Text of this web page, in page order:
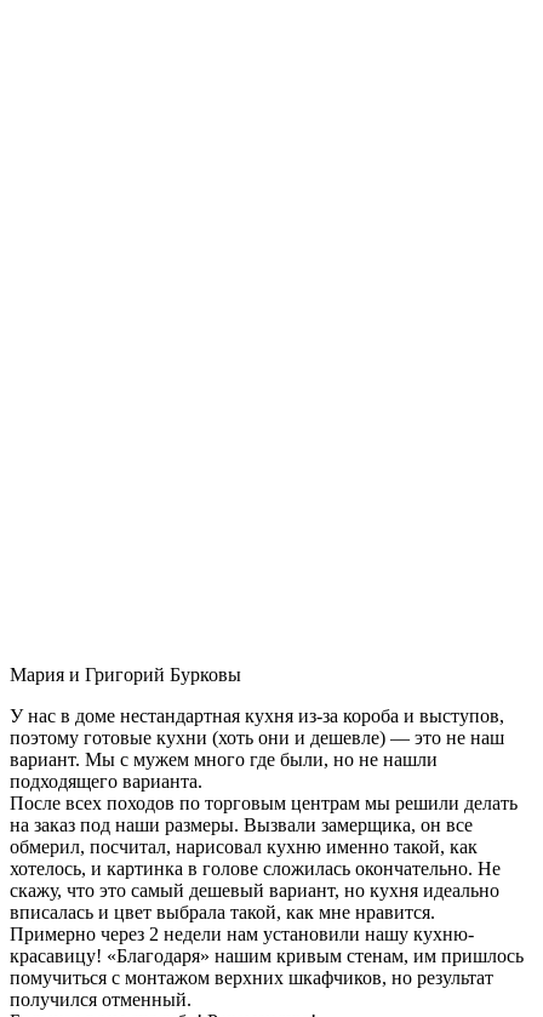
Мария и Григорий Бурковы
У нас в доме нестандартная кухня из-за короба и выступов,
поэтому готовые кухни (хоть они и дешевле) — это не наш
вариант. Мы с мужем много где были, но не нашли
подходящего варианта.
После всех походов по торговым центрам мы решили делать
на заказ под наши размеры. Вызвали замерщика, он все
обмерил, посчитал, нарисовал кухню именно такой, как
хотелось, и картинка в голове сложилась окончательно. Не
скажу, что это самый дешевый вариант, но кухня идеально
вписалась и цвет выбрала такой, как мне нравится.
Примерно через 2 недели нам установили нашу кухню-
красавицу! «Благодаря» нашим кривым стенам, им пришлось
помучиться с монтажом верхних шкафчиков, но результат
получился отменный.